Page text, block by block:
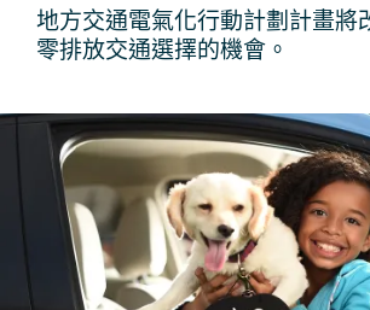
航
地方交通電氣化行動計劃計畫將
零排放交通選擇的機會。